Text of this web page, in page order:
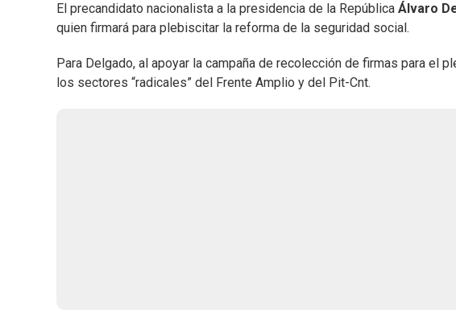
El precandidato nacionalista a la presidencia de la República Álvaro
quien firmará para plebiscitar la reforma de la seguridad social.
Para Delgado, al apoyar la campaña de recolección de firmas para el
los sectores “radicales” del Frente Amplio y del Pit-Cnt.